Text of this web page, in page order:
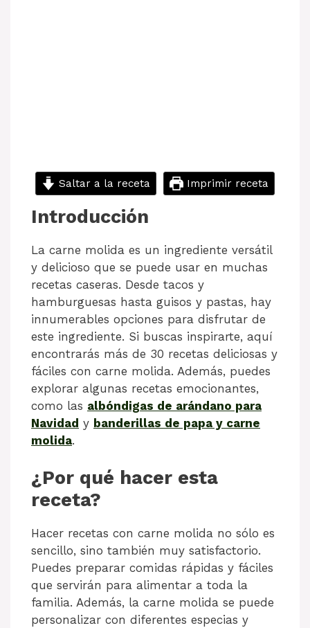
Saltar a la receta Imprimir receta
Introducción
La carne molida es un ingrediente versátil
y delicioso que se puede usar en muchas
recetas caseras. Desde tacos y
hamburguesas hasta guisos y pastas, hay
innumerables opciones para disfrutar de
este ingrediente. Si buscas inspirarte, aquí
encontrarás más de 30 recetas deliciosas y
fáciles con carne molida. Además, puedes
explorar algunas recetas emocionantes,
como las albóndigas de arándano para
Navidad y banderillas de papa y carne
molida.
¿Por qué hacer esta
receta?
Hacer recetas con carne molida no sólo es
sencillo, sino también muy satisfactorio.
Puedes preparar comidas rápidas y fáciles
que servirán para alimentar a toda la
familia. Además, la carne molida se puede
personalizar con diferentes especias y